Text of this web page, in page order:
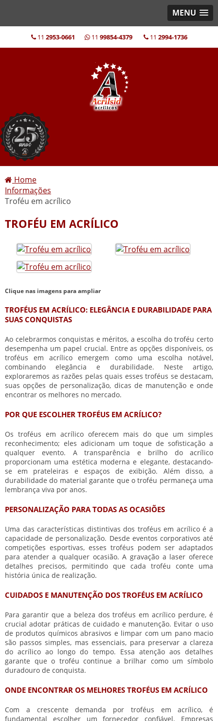
MENU
11 2953-0661 11 99854-4379 11 2994-1736
Home
Informações
Troféu em acrílico
TROFÉU EM ACRÍLICO
Clique nas imagens para ampliar
TROFÉUS EM ACRÍLICO: ELEGÂNCIA E DURABILIDADE PARA
SUAS CONQUISTAS
Ao celebrarmos conquistas e méritos, a escolha do troféu certo
desempenha um papel crucial. Entre as opções disponíveis, os
troféus em acrílico emergem como uma escolha notável,
combinando elegância e durabilidade. Neste artigo,
exploraremos as razões pelas quais esses troféus se destacam,
suas opções de personalização, dicas de manutenção e onde
encontrar os melhores no mercado.
POR QUE ESCOLHER TROFÉUS EM ACRÍLICO?
Os troféus em acrílico oferecem mais do que um simples
reconhecimento; eles adicionam um toque de sofisticação a
qualquer evento. A transparência e brilho do acrílico
proporcionam uma estética moderna e elegante, destacando-
se em prateleiras e espaços de exibição. Além disso, a
durabilidade do material garante que o troféu permaneça uma
lembrança viva por anos.
PERSONALIZAÇÃO PARA TODAS AS OCASIÕES
Uma das características distintivas dos troféus em acrílico é a
capacidade de personalização. Desde eventos corporativos até
competições esportivas, esses troféus podem ser adaptados
para atender a qualquer ocasião. A gravação a laser oferece
detalhes precisos, permitindo que cada troféu conte uma
história única de realização.
CUIDADOS E MANUTENÇÃO DOS TROFÉUS EM ACRÍLICO
Para garantir que a beleza dos troféus em acrílico perdure, é
crucial adotar práticas de cuidado e manutenção. Evitar o uso
de produtos químicos abrasivos e limpar com um pano macio
são passos simples, mas essenciais, para preservar a clareza
do acrílico ao longo do tempo. Essa atenção aos detalhes
garante que o troféu continue a brilhar como um símbolo
duradouro de conquista.
ONDE ENCONTRAR OS MELHORES TROFÉUS EM ACRÍLICO
Com a crescente demanda por troféus em acrílico, é
fundamental escolher um fornecedor confiável. Empresas